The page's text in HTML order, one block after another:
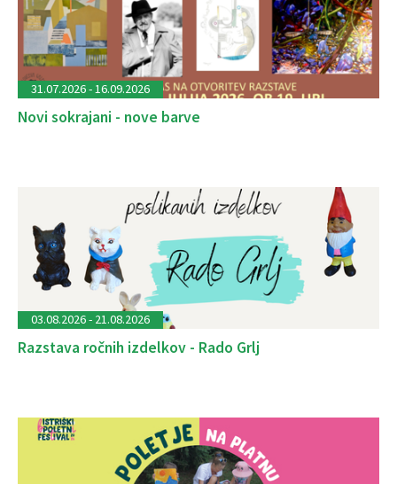
Novi sokrajani - nove barve
31.07.2026 - 16.09.2026
Razstava ročnih izdelkov - Rado Grlj
03.08.2026 - 21.08.2026